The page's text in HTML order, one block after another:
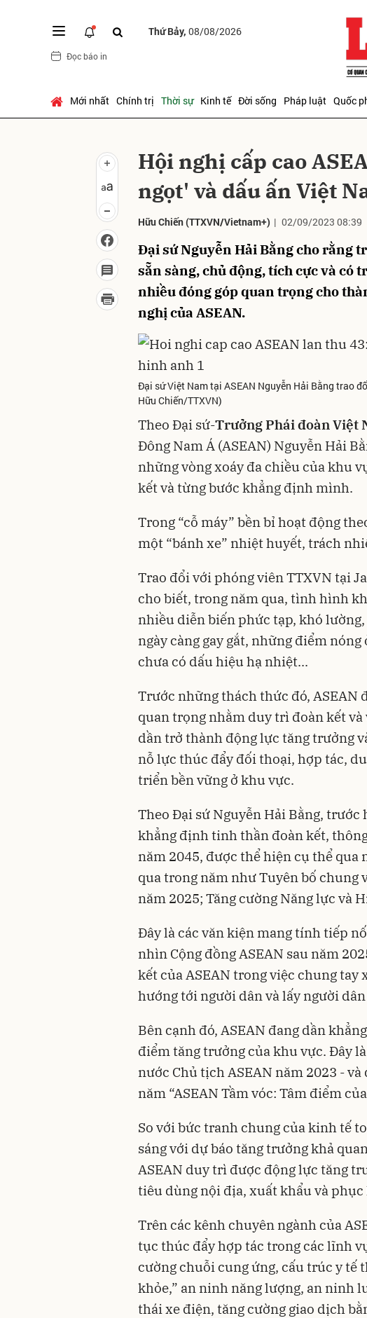
Thứ Bảy, 08/08/2026
Đọc báo in
Mới nhất Chính trị Thời sự Kinh tế Đời sống Pháp luật Quốc
Hội nghị cấp cao
ngọt' và dấu ấn Việt
Hữu Chiến(TTXVN/Vietnam+) | 02/09/2023 08:39
Đại sứ Nguyễn Hải Bằng cho rằng
sẵn sàng, chủ động, tích cực và có
nhiều đóng góp quan trọng cho
nghị của ASEAN.
Đại sứ Việt Nam tại ASEAN Nguyễn Hải Bằng trao
Hữu Chiến/TTXVN)
Theo Đại sứ-Trưởng Phái đoàn Việt
Đông Nam Á (ASEAN) Nguyễn Hải
những vòng xoáy đa chiều của khu
kết và từng bước khẳng định mình.
Trong “cỗ máy” bền bỉ hoạt động
một “bánh xe” nhiệt huyết, trách
Trao đổi với phóng viên TTXVN tại
cho biết, trong năm qua, tình hình
nhiều diễn biến phức tạp, khó
ngày càng gay gắt, những điểm
chưa có dấu hiệu hạ nhiệt...
Trước những thách thức đó, ASEAN
quan trọng nhằm duy trì đoàn kết
dần trở thành động lực tăng trưởng
nỗ lực thúc đẩy đối thoại, hợp tác,
triển bền vững ở khu vực.
Theo Đại sứ Nguyễn Hải Bằng, trước
khẳng định tinh thần đoàn kết,
năm 2045, được thể hiện cụ thể
qua trong năm như Tuyên bố chung
năm 2025; Tăng cường Năng lực và
Đây là các văn kiện mang tính tiếp
nhìn Cộng đồng ASEAN sau năm
kết của ASEAN trong việc chung tay
hướng tới người dân và lấy người
Bên cạnh đó, ASEAN đang dần
điểm tăng trưởng của khu vực. Đây
nước Chủ tịch ASEAN năm 2023 -
năm “ASEAN Tầm vóc: Tâm điểm
So với bức tranh chung của kinh tế
sáng với dự báo tăng trưởng khả
ASEAN duy trì được động lực tăng
tiêu dùng nội địa, xuất khẩu và
Trên các kênh chuyên ngành của
tục thúc đẩy hợp tác trong các lĩnh
cường chuỗi cung ứng, cấu trúc y tế
khỏe,” an ninh năng lượng, an ninh
thái xe điện, tăng cường giao dịch
Gửi bình